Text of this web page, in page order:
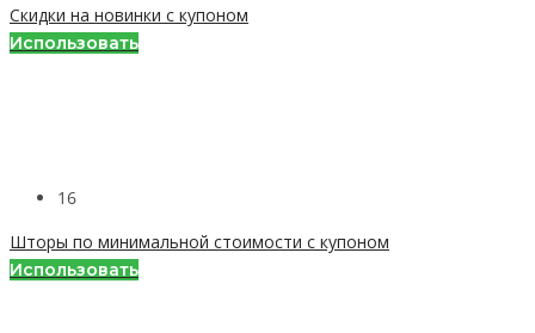
Скидки на новинки с купоном
Использовать
16
Шторы по минимальной стоимости с купоном
Использовать